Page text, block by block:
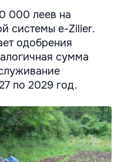
000 леев на
системы e-Zilier.
одобрения
сумма
по 2029 год.